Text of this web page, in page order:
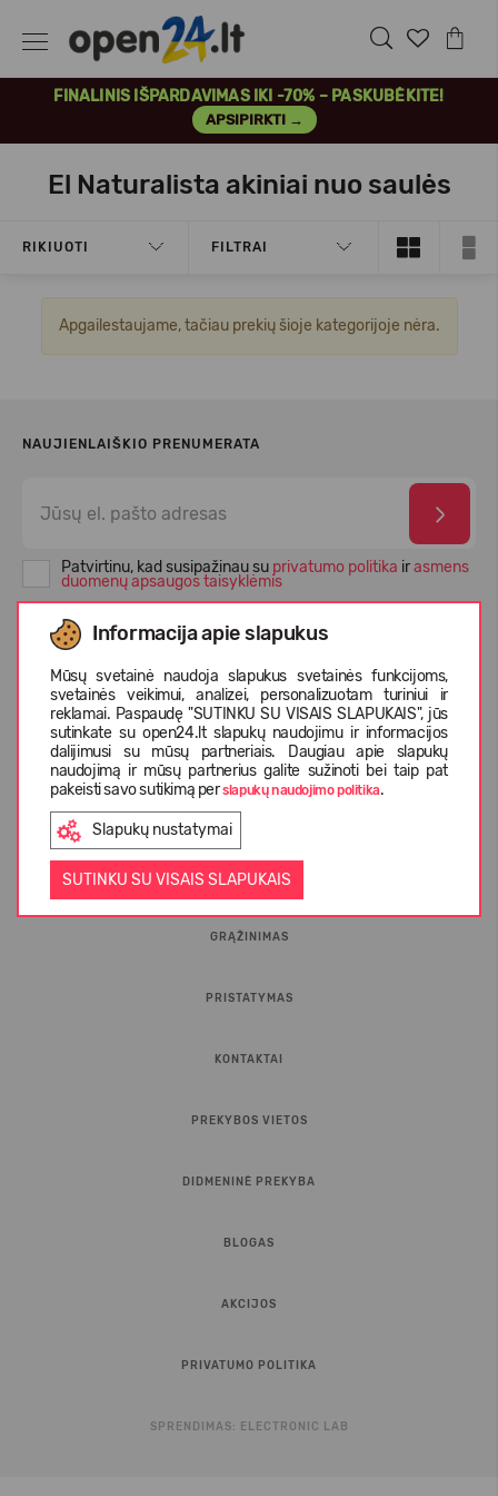
FINALINIS IŠPARDAVIMAS IKI -70% – PASKUBĖKITE!
APSIPIRKTI →
Informacija apie slapukus
Mūsų svetainė naudoja slapukus svetainės funkcijoms,
svetainės veikimui, analizei, personalizuotam turiniui ir
reklamai. Paspaudę "SUTINKU SU VISAIS SLAPUKAIS", jūs
sutinkate su open24.lt slapukų naudojimu ir informacijos
dalijimusi su mūsų partneriais. Daugiau apie slapukų
naudojimą ir mūsų partnerius galite sužinoti bei taip pat
pakeisti savo sutikimą perslapukų naudojimo politika.
Slapukų nustatymai
SUTINKU SU VISAIS SLAPUKAIS
El Naturalista akiniai nuo saulės
RIKIUOTI FILTRAI
Apgailestaujame, tačiau prekių šioje kategorijoje nėra.
NAUJIENLAIŠKIO PRENUMERATA
Patvirtinu, kad susipažinau su privatumo politika irasmens
duomenų apsaugos taisyklėmis
INFORMACIJA PIRKĖJUI
D.U.K.
GRĄŽINIMAS
PRISTATYMAS
KONTAKTAI
PREKYBOS VIETOS
DIDMENINĖ PREKYBA
BLOGAS
AKCIJOS
PRIVATUMO POLITIKA
SPRENDIMAS: ELECTRONIC LAB